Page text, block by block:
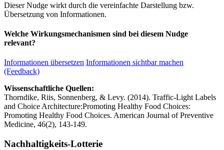
Dieser Nudge wirkt durch die vereinfachte Darstellung bzw.
Übersetzung von Informationen.
Welche Wirkungsmechanismen sind bei diesem Nudge
relevant?
Informationen übersetzen Informationen sichtbar machen
(Feedback)
Wissenschaftliche Quellen:
Thorndike, Riis, Sonnenberg, & Levy. (2014). Traffic-Light Labels
and Choice Architecture:Promoting Healthy Food Choices:
Promoting Healthy Food Choices. American Journal of Preventive
Medicine, 46(2), 143-149.
Nachhaltigkeits-Lotterie